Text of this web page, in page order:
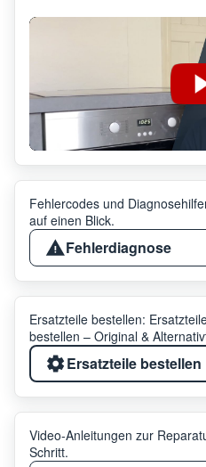
Fehlercodes und
auf einen Blick.
Fehlerdiagnose
Ersatzteile bestellen:
bestellen – Original &
Ersatzteile bestellen
Video-Anleitungen zur
Schritt.